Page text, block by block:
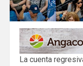
La cuenta